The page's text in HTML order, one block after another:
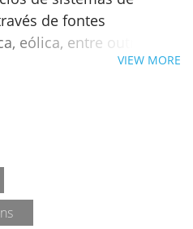
de fontes
eólica, entre outras).
local de energia a
dos edifícios, evitando-
do natural acréscimo
para uma
dos seus
VIEW MORE